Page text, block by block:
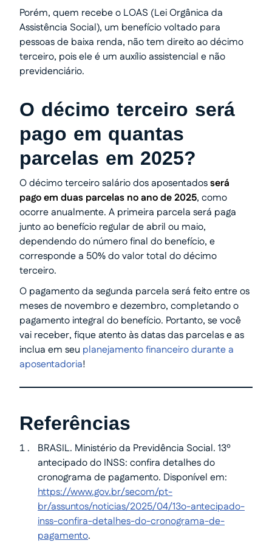
Porém, quem recebe o LOAS (Lei Orgânica da
Assistência Social), um benefício voltado para
pessoas de baixa renda, não tem direito ao décimo
terceiro, pois ele é um auxílio assistencial e não
previdenciário.
O décimo terceiro será
pago em quantas
parcelas em 2025?
O décimo terceiro salário dos aposentadosserá
pago em duas parcelas no ano de 2025, como
ocorre anualmente. A primeira parcela será paga
junto ao benefício regular de abril ou maio,
dependendo do número final do benefício, e
corresponde a 50% do valor total do décimo
terceiro.
O pagamento da segunda parcela será feito entre os
meses de novembro e dezembro, completando o
pagamento integral do benefício. Portanto, se você
vai receber, fique atento às datas das parcelas e as
inclua em seu planejamento financeiro durante a
aposentadoria!
Referências
BRASIL. Ministério da Previdência Social. 13º
antecipado do INSS: confira detalhes do
cronograma de pagamento. Disponível em:
https://www.gov.br/secom/pt-
br/assuntos/noticias/2025/04/13o-antecipado-
inss-confira-detalhes-do-cronograma-de-
pagamento.